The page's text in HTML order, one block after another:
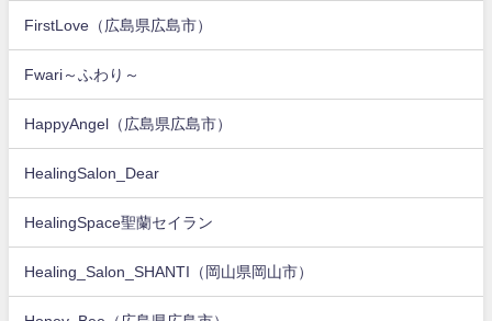
FirstLove（広島県広島市）
Fwari～ふわり～
HappyAngel（広島県広島市）
HealingSalon_Dear
HealingSpace聖蘭セイラン
Healing_Salon_SHANTI（岡山県岡山市）